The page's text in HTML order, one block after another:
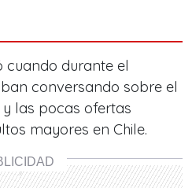
cuando durante el
conversando sobre el
las pocas ofertas
mayores en Chile.